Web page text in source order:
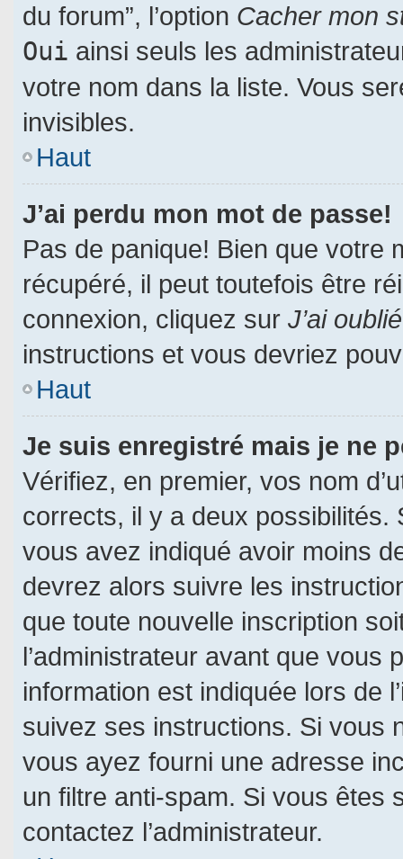
du forum”, l’option Cacher mon
Oui ainsi seuls les
votre nom dans la liste. Vous
invisibles.
Haut
J’ai perdu mon mot de passe!
Pas de panique! Bien que votre
récupéré, il peut toutefois être
connexion, cliquez sur J’ai
instructions et vous devriez
Haut
Je suis enregistré mais je ne
Vérifiez, en premier, vos nom
corrects, il y a deux possibilités.
vous avez indiqué avoir moins
devrez alors suivre les
que toute nouvelle inscription
l’administrateur avant que vous
information est indiquée lors de
suivez ses instructions. Si vous
vous ayez fourni une adresse
un filtre anti-spam. Si vous êtes
contactez l’administrateur.